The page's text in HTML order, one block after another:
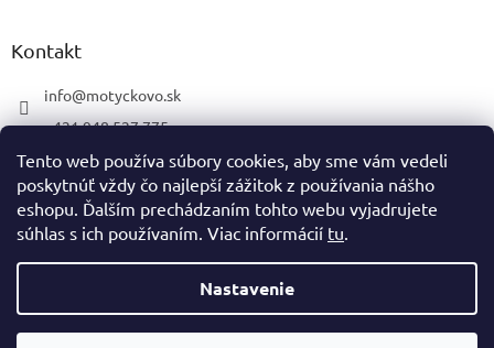
Tento web používa súbory cookies, aby sme vám vedeli
poskytnúť vždy čo najlepší zážitok z používania nášho
eshopu. Ďalším prechádzaním tohto webu vyjadrujete
súhlas s ich používaním. Viac informácií tu.
Nastavenie
Kontakt
info@motyckovo.sk
+421 948 527 775
Motyčkovo.sk
motyckovo.sk
Copyright 2026Motyčkovo.sk. Všetky práva vyhradené.Upraviť